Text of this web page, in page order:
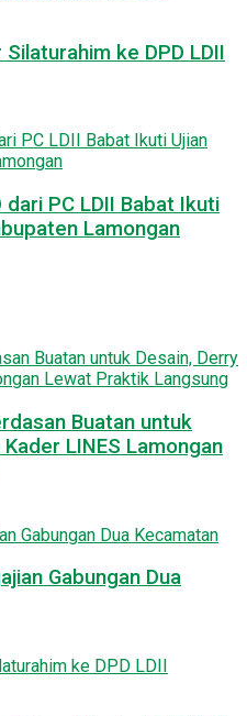
ke DPD LDII
PC LDII Babat Ikuti
Lamongan
Buatan untuk
LINES Lamongan
Gabungan Dua